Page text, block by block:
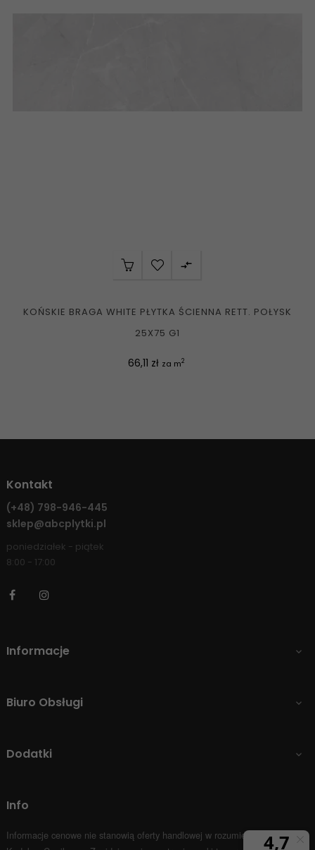

KOŃSKIE BRAGA WHITE PŁYTKA ŚCIENNA RETT. POŁYSK
25X75 G1
Cena
66,11 zł za m2
Kontakt
(+48) 798-946-445
sklep@abcplytki.pl
poniedziałek - piątek
8:00 - 17:00
Facebook
Informacje 
Biuro Obsługi 
Dodatki 
Info
Informacje cenowe nie stanowią oferty handlowej w rozumieniu Art.66 par.1